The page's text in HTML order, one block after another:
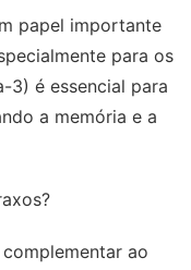
papel importante
para os
3) é essencial para
a memória e a
ao